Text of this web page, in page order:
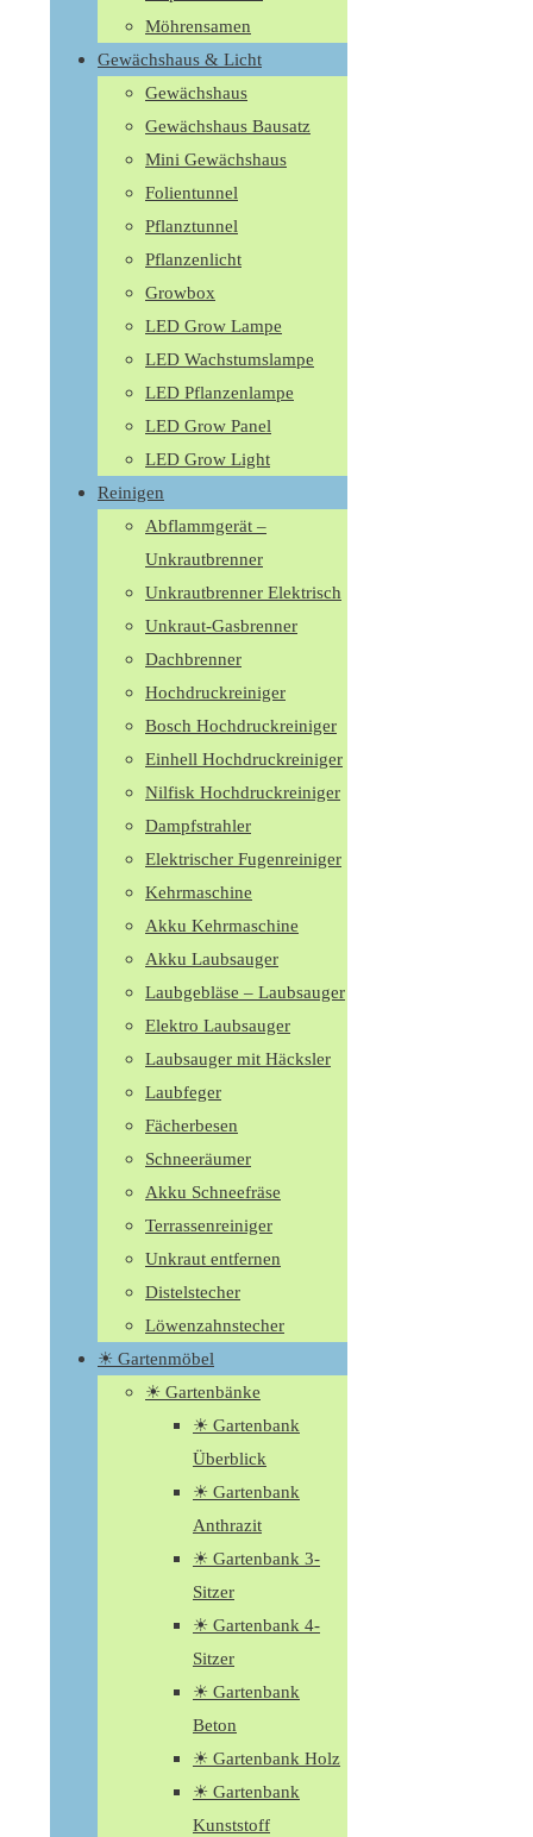
Möhrensamen
Gewächshaus & Licht
Gewächshaus
Gewächshaus Bausatz
Mini Gewächshaus
Folientunnel
Pflanztunnel
Pflanzenlicht
Growbox
LED Grow Lampe
LED Wachstumslampe
LED Pflanzenlampe
LED Grow Panel
LED Grow Light
Reinigen
Abflammgerät –
Unkrautbrenner
Unkrautbrenner Elektrisch
Unkraut-Gasbrenner
Dachbrenner
Hochdruckreiniger
Bosch Hochdruckreiniger
Einhell Hochdruckreiniger
Nilfisk Hochdruckreiniger
Dampfstrahler
Elektrischer Fugenreiniger
Kehrmaschine
Akku Kehrmaschine
Akku Laubsauger
Laubgebläse – Laubsauger
Elektro Laubsauger
Laubsauger mit Häcksler
Laubfeger
Fächerbesen
Schneeräumer
Akku Schneefräse
Terrassenreiniger
Unkraut entfernen
Distelstecher
Löwenzahnstecher
☀ Gartenmöbel
☀ Gartenbänke
☀ Gartenbank
Überblick
☀ Gartenbank
Anthrazit
☀ Gartenbank 3-
Sitzer
☀ Gartenbank 4-
Sitzer
☀ Gartenbank
Beton
☀ Gartenbank Holz
☀ Gartenbank
Kunststoff